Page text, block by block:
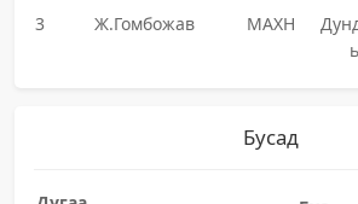
3
Ж.Гомбожав МАХН
ь
Бусад